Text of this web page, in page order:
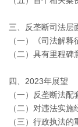
三、反垄断司法层
（一）《司法解释
（二）具有里程碑
四、2023年展望
（一）反垄断法
（二）对违法实
（三）行政执法